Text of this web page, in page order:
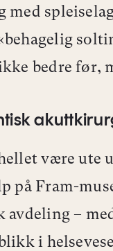
med
bedre før,
være ute
på Fram-
–
i